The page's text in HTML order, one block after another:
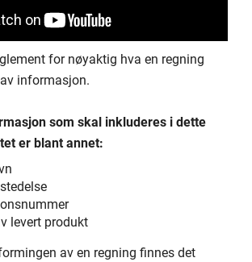
for nøyaktig hva en regning
informasjon.
som skal inkluderes i dette
er blant annet:
levert produkt
av en regning finnes det